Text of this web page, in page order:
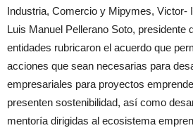
Industria, Comercio y Mipymes, Victor-
Luis Manuel Pellerano Soto, presidente
entidades rubricaron el acuerdo que
acciones que sean necesarias para
empresariales para proyectos
presenten sostenibilidad, así como
mentoría dirigidas al ecosistema